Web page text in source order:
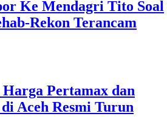
Ke Mendagri Tito Soal
Rekon Terancam
Pertamax dan
Aceh Resmi Turun